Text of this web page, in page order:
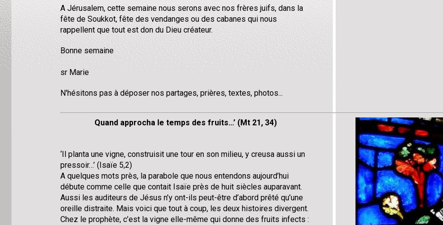
A Jérusalem, cette semaine nous serons avec nos frères juifs, dans la
fête de Soukkot, fête des vendanges ou des cabanes qui nous
rappellent que tout est don du Dieu créateur.
Bonne semaine
sr Marie
N'hésitons pas à déposer nos partages, prières, textes, photos...
Quand approcha le temps des fruits…’ (Mt 21, 34)
‘Il planta une vigne, construisit une tour en son milieu, y creusa aussi un
pressoir…’ (Isaïe 5,2)
A quelques mots près, la parabole que nous entendons aujourd’hui
débute comme celle que contait Isaïe près de huit siècles auparavant.
Aussi les auditeurs de Jésus n’y ont-ils peut-être d’abord prêté qu’une
oreille distraite. Mais voici que tout à coup, les deux histoires divergent.
Chez le prophète, c’est la vigne elle-même qui donne des fruits infects :